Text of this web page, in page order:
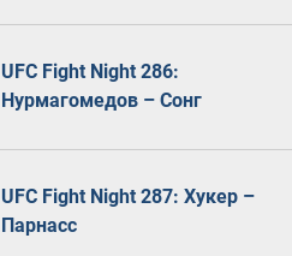
UFC Fight Night 286:
Нурмагомедов – Сонг
UFC Fight Night 287: Хукер –
Парнасс